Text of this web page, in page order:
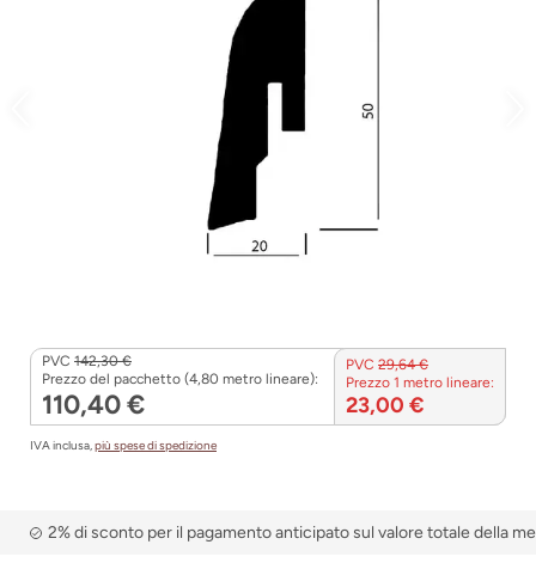
PVC 142,30 €
Prezzo del pacchetto (4,80 metro lineare):
110,40 €
PVC 29,64 €
Prezzo 1 metro lineare:
23,00 €
IVA inclusa,più spese di spedizione
2% di sconto per il pagamento anticipato sul valore totale della